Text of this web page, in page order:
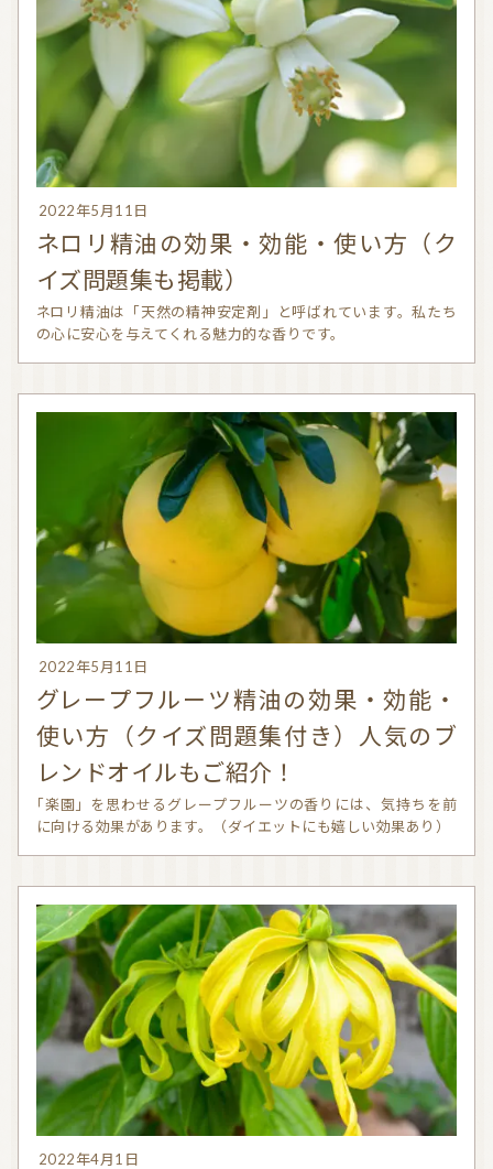
全ての商品
お問い合わせ
利用規約
プライバシーポリシー
2022年5月11日
ネロリ精油の効果・効能・使い方（ク
イズ問題集も掲載）
ネロリ精油は「天然の精神安定剤」と呼ばれています。私たち
の心に安心を与えてくれる魅力的な香りです。
2022年5月11日
グレープフルーツ精油の効果・効能・
使い方（クイズ問題集付き）人気のブ
レンドオイルもご紹介！
「楽園」を思わせるグレープフルーツの香りには、気持ちを前
に向ける効果があります。（ダイエットにも嬉しい効果あり）
2022年4月1日